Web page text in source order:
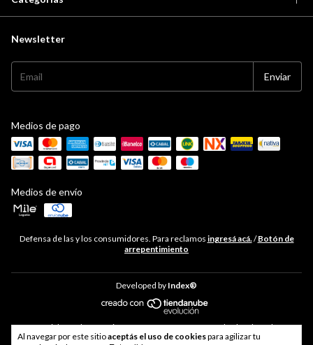
Al navegar por este sitioaceptás el uso de cookiespara agilizar tu
Newsletter
Medios de pago
Medios de envío
Defensa de las y los consumidores. Para reclamos ingresá acá./ Botón de
arrepentimiento
Developed by Index®
Copyright Hudson Cocina - 33711468469 - 2026. Todos los derechos
reservados.